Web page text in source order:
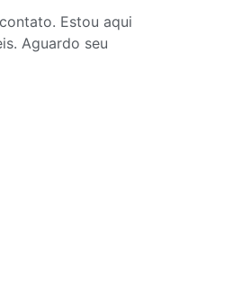
Estou aqui
Aguardo seu